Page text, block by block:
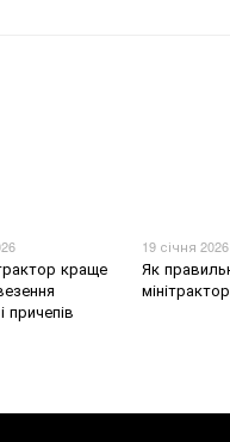
краще
причепів
19 січня 2026
Як